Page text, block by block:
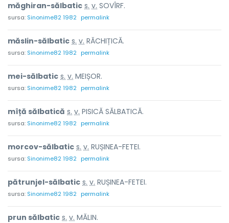
măghiran-sălbatic s. v. SOVÎRF.
sursa: Sinonime82 1982 permalink
măslin-sălbatic s. v. RĂCHIȚICĂ.
sursa: Sinonime82 1982 permalink
mei-sălbatic s. v. MEIȘOR.
sursa: Sinonime82 1982 permalink
mîță sălbatică s. v. PISICĂ SĂLBATICĂ.
sursa: Sinonime82 1982 permalink
morcov-sălbatic s. v. RUȘINEA-FETEI.
sursa: Sinonime82 1982 permalink
pătrunjel-sălbatic s. v. RUȘINEA-FETEI.
sursa: Sinonime82 1982 permalink
prun sălbatic s. v. MĂLIN.